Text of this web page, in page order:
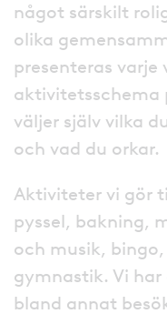
något särskilt
olika
presenteras varje
aktivitetsschema
väljer själv vilka
och vad du orkar.
Aktiviteter vi gör
pyssel, bakning,
och musik,
gymnastik. Vi
bland annat